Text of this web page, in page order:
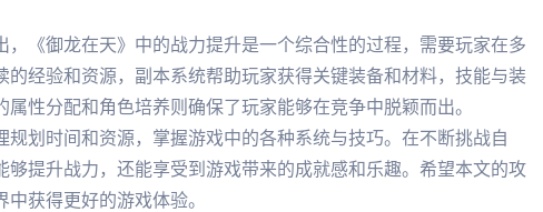
《御龙在天》中的战力提升是一个综合性的过程，需要玩家在多
经验和资源，副本系统帮助玩家获得关键装备和材料，技能与装
性分配和角色培养则确保了玩家能够在竞争中脱颖而出。
划时间和资源，掌握游戏中的各种系统与技巧。在不断挑战自
提升战力，还能享受到游戏带来的成就感和乐趣。希望本文的攻
获得更好的游戏体验。